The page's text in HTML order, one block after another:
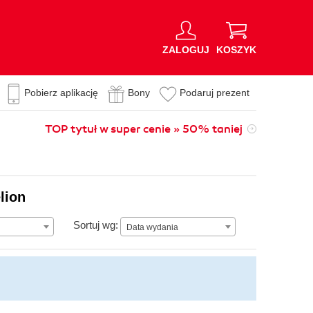
ZALOGUJ KOSZYK
Pobierz aplikację Bony Podaruj prezent
TOP tytuł w super cenie » 50% taniej
Sortuj wg: Data wydania
Data wydania